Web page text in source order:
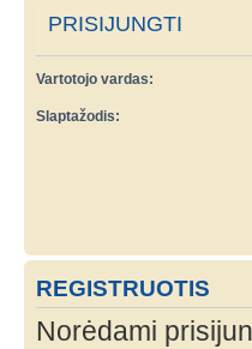
PRISIJUNGTI
Vartotojo vardas:
Slaptažodis:
REGISTRUOTIS
Norėdami